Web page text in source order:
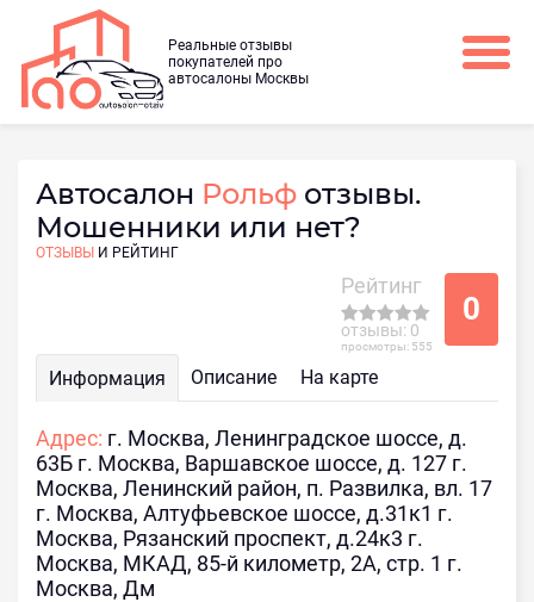
Реальные отзывы
покупателей про
автосалоны Москвы
Автосалон Рольф отзывы.
Мошенники или нет?
ОТЗЫВЫ И РЕЙТИНГ
Рейтинг
отзывы: 0
просмотры: 555
0
Информация Описание На карте
Адрес: г. Москва, Ленинградское шоссе, д.
63Б г. Москва, Варшавское шоссе, д. 127 г.
Москва, Ленинский район, п. Развилка, вл. 17
г. Москва, Алтуфьевское шоссе, д.31к1 г.
Москва, Рязанский проспект, д.24к3 г.
Москва, МКАД, 85-й километр, 2А, стр. 1 г.
Москва, Дм